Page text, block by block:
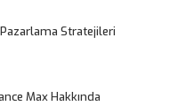
Stratejileri
Max Hakkında